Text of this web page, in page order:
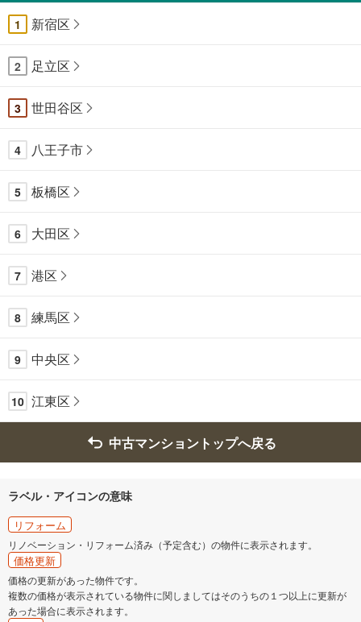
1 新宿区
2 足立区
3 世田谷区
4 八王子市
5 板橋区
6 大田区
7 港区
8 練馬区
9 中央区
10 江東区
中古マンショントップへ戻る
ラベル・アイコンの意味
リフォーム
リノベーション・リフォーム済み（予定含む）の物件に表示されます。
価格更新
価格の更新があった物件です。
複数の価格が表示されている物件に関しましてはそのうちの１つ以上に更新が
あった場合に表示されます。